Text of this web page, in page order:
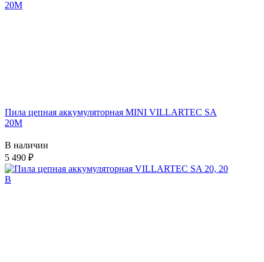
Пила цепная аккумуляторная MINI VILLARTEC SA
20M
В наличии
5 490